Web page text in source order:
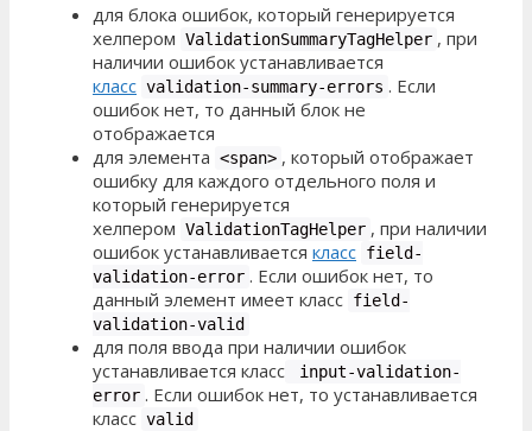
для блока ошибок, который генерируется
хелпером ValidationSummaryTagHelper , при
наличии ошибок устанавливается
класс validation-summary-errors . Если
ошибок нет, то данный блок не
отображается
для элемента <span> , который отображает
ошибку для каждого отдельного поля и
который генерируется
хелпером ValidationTagHelper , при наличии
ошибок устанавливается класс field-
validation-error . Если ошибок нет, то
данный элемент имеет класс field-
validation-valid
для поля ввода при наличии ошибок
устанавливается класс
input-validation-
error . Если ошибок нет, то устанавливается
класс valid